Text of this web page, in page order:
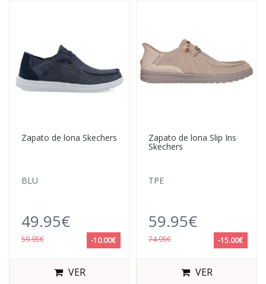
Zapato de lona Skechers
BLU
49.95€
59.95€ -10.00€
VER
Zapato de lona Slip Ins
Skechers
TPE
59.95€
74.95€ -15.00€
VER